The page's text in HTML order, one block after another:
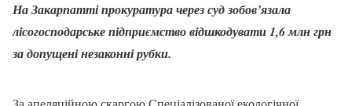
На Закарпатті прокуратура через суд зобов’язала
лісогосподарське підприємство відшкодувати 1,6 млн грн
за допущені незаконні рубки.